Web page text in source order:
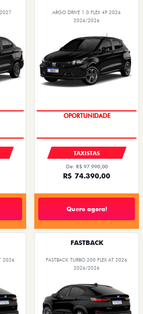
ARGO DRIVE 1.0 FLEX 4P 2026
2026/2026
OPORTUNIDADE
TAXISTAS
De: R$ 97.990,00
R$ 74.390,00
Quero agora!
2026
FASTBACK
FASTBACK TURBO 200 FLEX AT 2026
2026/2026